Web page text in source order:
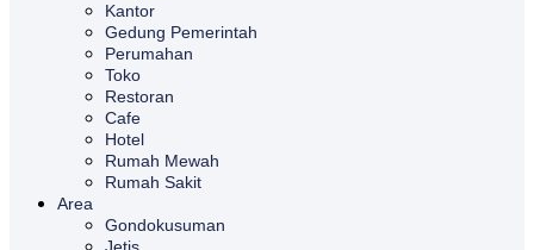
Kantor
Gedung Pemerintah
Perumahan
Toko
Restoran
Cafe
Hotel
Rumah Mewah
Rumah Sakit
Area
Gondokusuman